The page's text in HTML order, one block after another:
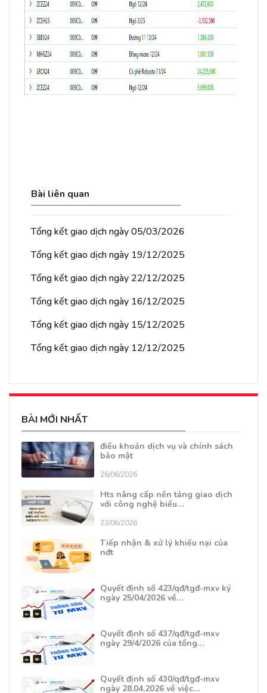
Bài liên quan
Tổng kết giao dịch ngày 05/03/2026
Tổng kết giao dịch ngày 19/12/2025
Tổng kết giao dịch ngày 22/12/2025
Tổng kết giao dịch ngày 16/12/2025
Tổng kết giao dịch ngày 15/12/2025
Tổng kết giao dịch ngày 12/12/2025
BÀI MỚI NHẤT
điều khoản dịch vụ và chính sách
bảo mật
26/06/2026
Hts nâng cấp nền tảng giao dịch
với công nghệ biểu…
23/06/2026
Tiếp nhận & xử lý khiếu nại của
nđt
Quyết định số 423/qđ/tgđ-mxv ký
ngày 25/04/2026 về…
Quyết định số 437/qđ/tgđ-mxv
ngày 29/4/2026 của tổng…
Quyết định số 430/qđ/tgđ-mxv
ngày 28.04.2026 về việc…